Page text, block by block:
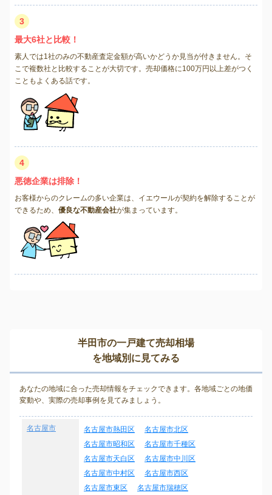
3
最大6社と比較！
素人では1社のみの不動産査定金額が高いかどうか見当が付きません。そ
こで複数社と比較することが大切です。売却価格に100万円以上差がつく
こともよくある話です。
4
悪徳企業は排除！
お客様からのクレームの多い企業は、イエウールが契約を解除することが
できるため、 優良な不動産会社が集まっています。
半田市の一戸建て売却相場
を地域別に見てみる
あなたの地域に合った売却情報をチェックできます。各地域ごとの地価
変動や、実際の売却事例を見てみましょう。
名古屋市 名古屋市熱田区
名古屋市北区
名古屋市昭和区
名古屋市千種区
名古屋市天白区
名古屋市中川区
名古屋市中村区
名古屋市西区
名古屋市東区
名古屋市瑞穂区